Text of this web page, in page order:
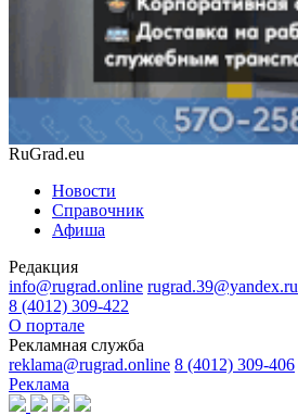
RuGrad.eu
Новости
Справочник
Афиша
Редакция
info@rugrad.online rugrad.39@yandex.ru
8 (4012) 309-422
О портале
Рекламная служба
reklama@rugrad.online 8 (4012) 309-406
Реклама